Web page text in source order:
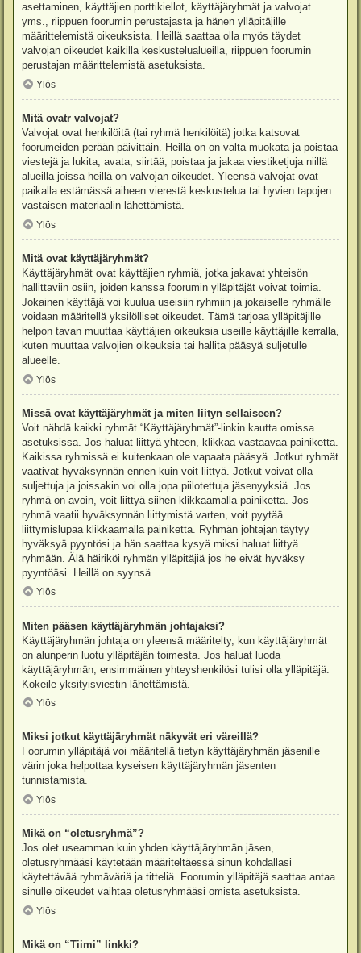
asettaminen, käyttäjien porttikiellot, käyttäjäryhmät ja valvojat
yms., riippuen foorumin perustajasta ja hänen ylläpitäjille
määrittelemistä oikeuksista. Heillä saattaa olla myös täydet
valvojan oikeudet kaikilla keskustelualueilla, riippuen foorumin
perustajan määrittelemistä asetuksista.
Ylös
Mitä ovatr valvojat?
Valvojat ovat henkilöitä (tai ryhmä henkilöitä) jotka katsovat
foorumeiden perään päivittäin. Heillä on on valta muokata ja poistaa
viestejä ja lukita, avata, siirtää, poistaa ja jakaa viestiketjuja niillä
alueilla joissa heillä on valvojan oikeudet. Yleensä valvojat ovat
paikalla estämässä aiheen vierestä keskustelua tai hyvien tapojen
vastaisen materiaalin lähettämistä.
Ylös
Mitä ovat käyttäjäryhmät?
Käyttäjäryhmät ovat käyttäjien ryhmiä, jotka jakavat yhteisön
hallittaviin osiin, joiden kanssa foorumin ylläpitäjät voivat toimia.
Jokainen käyttäjä voi kuulua useisiin ryhmiin ja jokaiselle ryhmälle
voidaan määritellä yksilölliset oikeudet. Tämä tarjoaa ylläpitäjille
helpon tavan muuttaa käyttäjien oikeuksia useille käyttäjille kerralla,
kuten muuttaa valvojien oikeuksia tai hallita pääsyä suljetulle
alueelle.
Ylös
Missä ovat käyttäjäryhmät ja miten liityn sellaiseen?
Voit nähdä kaikki ryhmät “Käyttäjäryhmät”-linkin kautta omissa
asetuksissa. Jos haluat liittyä yhteen, klikkaa vastaavaa painiketta.
Kaikissa ryhmissä ei kuitenkaan ole vapaata pääsyä. Jotkut ryhmät
vaativat hyväksynnän ennen kuin voit liittyä. Jotkut voivat olla
suljettuja ja joissakin voi olla jopa piilotettuja jäsenyyksiä. Jos
ryhmä on avoin, voit liittyä siihen klikkaamalla painiketta. Jos
ryhmä vaatii hyväksynnän liittymistä varten, voit pyytää
liittymislupaa klikkaamalla painiketta. Ryhmän johtajan täytyy
hyväksyä pyyntösi ja hän saattaa kysyä miksi haluat liittyä
ryhmään. Älä häiriköi ryhmän ylläpitäjiä jos he eivät hyväksy
pyyntöäsi. Heillä on syynsä.
Ylös
Miten pääsen käyttäjäryhmän johtajaksi?
Käyttäjäryhmän johtaja on yleensä määritelty, kun käyttäjäryhmät
on alunperin luotu ylläpitäjän toimesta. Jos haluat luoda
käyttäjäryhmän, ensimmäinen yhteyshenkilösi tulisi olla ylläpitäjä.
Kokeile yksityisviestin lähettämistä.
Ylös
Miksi jotkut käyttäjäryhmät näkyvät eri väreillä?
Foorumin ylläpitäjä voi määritellä tietyn käyttäjäryhmän jäsenille
värin joka helpottaa kyseisen käyttäjäryhmän jäsenten
tunnistamista.
Ylös
Mikä on “oletusryhmä”?
Jos olet useamman kuin yhden käyttäjäryhmän jäsen,
oletusryhmääsi käytetään määriteltäessä sinun kohdallasi
käytettävää ryhmäväriä ja titteliä. Foorumin ylläpitäjä saattaa antaa
sinulle oikeudet vaihtaa oletusryhmääsi omista asetuksista.
Ylös
Mikä on “Tiimi” linkki?